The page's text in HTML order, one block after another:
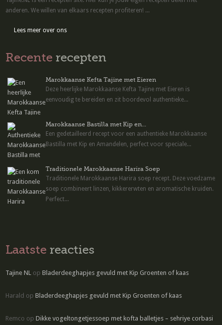
anderen. We willen van elkaars recepten profiteren! ...
Lees meer over ons
Recente recepten
Marokkaanse Kefta Tajine met Eieren
Deze heerlijke Marokkaanse Kefta Tajine met Eieren is
eenvoudig te bereiden en zit boordevol authentieke...
Marokkaanse Bastilla met Kip en...
Een gedetailleerd recept voor een authentieke Marokkaanse
Bastilla met Kip en Amandelen, perfect voor speciale...
Traditionele Marokkaanse Harira Soep
Traditionele Marokkaanse Harira soep recept. Deze voedzame
soep combineert linzen, kikkererwten en aromatische kruiden.
Perfect...
Laatste reacties
Tajine NL opBladerdeeghapjes gevuld met Kip Groenten of kaas
Harald opBladerdeeghapjes gevuld met Kip Groenten of kaas
Remco opDikke vogeltongetjessoep met kofta balletjes – sehriye corbasi